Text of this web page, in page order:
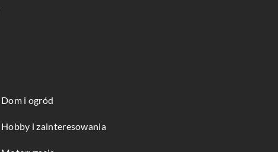
Dom i ogród
Hobby i zainteresowania